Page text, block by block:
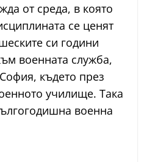
от среда, в която
се ценят
си години
военната служба,
където през
училище. Така
военна